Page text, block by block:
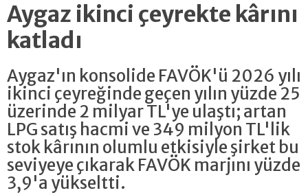
Aygaz ikinci çeyrekte kârını
katladı
Aygaz'ın konsolide FAVÖK'ü 2026 yılı
ikinci çeyreğinde geçen yılın yüzde 25
üzerinde 2 milyar TL'ye ulaştı; artan
LPG satış hacmi ve 349 milyon TL'lik
stok kârının olumlu etkisiyle şirket bu
seviyeye çıkarak FAVÖK marjını yüzde
3,9'a yükseltti.